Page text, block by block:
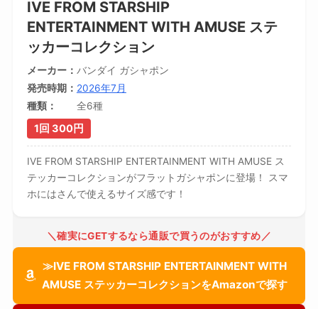
IVE FROM STARSHIP
ENTERTAINMENT WITH AMUSE ステ
ッカーコレクション
メーカー
バンダイ ガシャポン
発売時期
2026年7月
種類
全6種
1回 300円
IVE FROM STARSHIP ENTERTAINMENT WITH AMUSE ス
テッカーコレクションがフラットガシャポンに登場！ スマ
ホにはさんで使えるサイズ感です！
＼確実にGETするなら通販で買うのがおすすめ／
≫IVE FROM STARSHIP ENTERTAINMENT WITH
AMUSE ステッカーコレクションをAmazonで探す